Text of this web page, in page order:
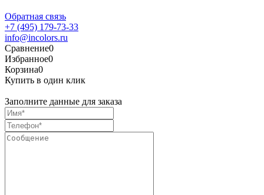
Обратная связь
+7 (495) 179-73-33
info@incolors.ru
Сравнение0
Избранное0
Корзина0
Купить в один клик
Заполните данные для заказа